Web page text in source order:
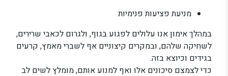
מניעת פציעות פנימיות
במהלך אימון אנו עלולים לפגוע בגוף, ולגרום לכאבי שרירים,
לשחיקה שלהם, ובמקרים קיצוניים אף לשברי מאמץ, קרעים
בגידים וכיוצא בזה.
כדי לצמצם סיכונים אלו ואף למנוע אותם, מומלץ לשים לב